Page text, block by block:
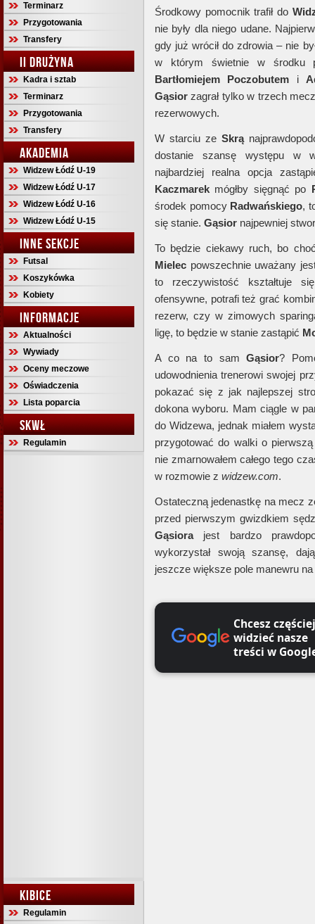
Terminarz
Przygotowania
Transfery
II DRUŻYNA
Kadra i sztab
Terminarz
Przygotowania
Transfery
AKADEMIA
Widzew Łódź U-19
Widzew Łódź U-17
Widzew Łódź U-16
Widzew Łódź U-15
INNE SEKCJE
Futsal
Koszykówka
Kobiety
INFORMACJE
Aktualności
Wywiady
Oceny meczowe
Oświadczenia
Lista poparcia
SKWŁ
Regulamin
KIBICE
Regulamin
Środkowy pomocnik trafił do
nie były dla niego udane.
gdy już wrócił do zdrowia – nie
w którym świetnie w środku
Bartłomiejem Poczobutem i
Gąsior zagrał tylko w trzech
rezerwowych.
W starciu zeSkrą
dostanie szansę występu w
najbardziej realna opcja
Kaczmarek mógłby sięgnąć po
środek pomocy Radwańskiego,
się stanie. Gąsior najpewniej
To będzie ciekawy ruch, bo
Mielec powszechnie uważany
to rzeczywistość kształtuje
ofensywne, potrafi też grać
rezerw, czy w zimowych
ligę, to będzie w stanie zastąpić
A co na to samGąsior?
udowodnienia trenerowi swojej
pokazać się z jak najlepszej
dokona wyboru. Mam ciągle w
do Widzewa, jednak miałem
przygotować do walki o
nie zmarnowałem całego tego
w rozmowie z widzew.com.
Ostateczną jedenastkę na mecz
przed pierwszym gwizdkiem
Gąsiora jest bardzo
wykorzystał swoją szansę,
jeszcze większe pole manewru
Chcesz częściej
widzieć nasze
treści w